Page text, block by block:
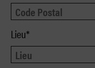
Lieu*